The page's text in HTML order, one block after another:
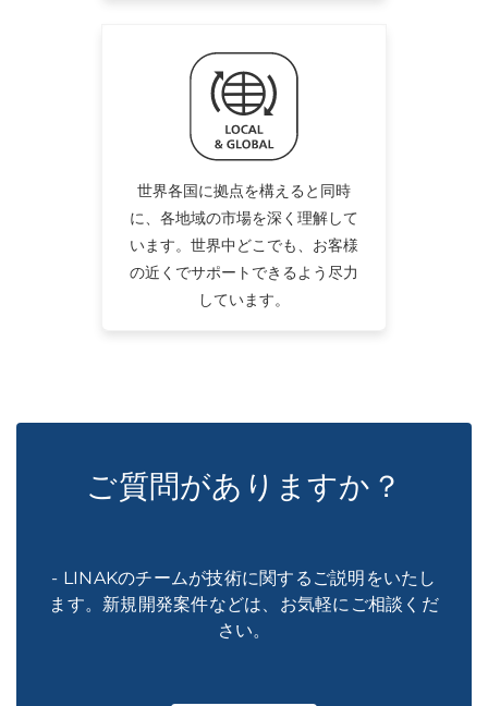
世界各国に拠点を構えると同時
に、各地域の市場を深く理解して
います。世界中どこでも、お客様
の近くでサポートできるよう尽力
しています。
ご質問がありますか？
- LINAKのチームが技術に関するご説明をいたし
ます。新規開発案件などは、お気軽にご相談くだ
さい。